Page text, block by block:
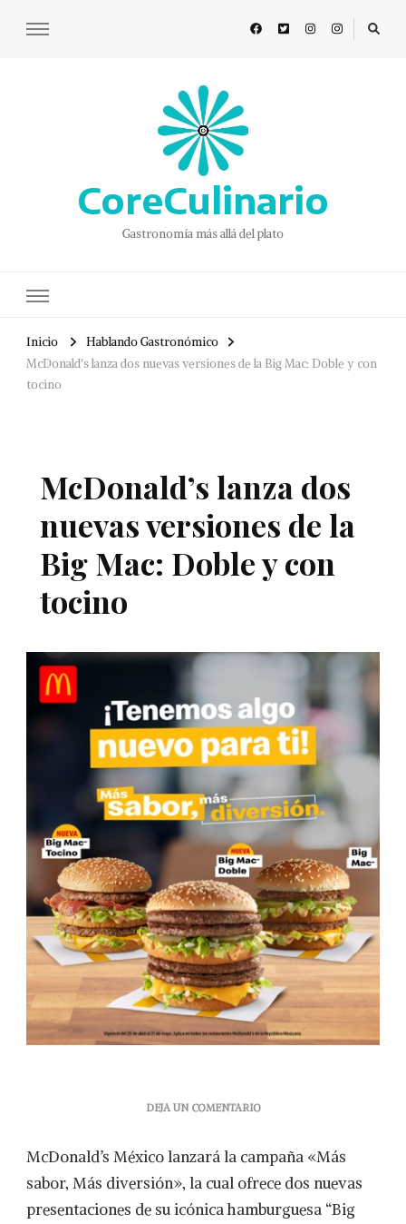
CoreCulinario
Gastronomía más allá del plato
Inicio
Hablando Gastronómico
McDonald’s lanza dos nuevas versiones de la Big Mac: Doble y con
tocino
McDonald’s lanza dos
nuevas versiones de la
Big Mac: Doble y con
tocino
DEJA UN COMENTARIOEN
DOS
NUEVAS
VERSIONES
DE
McDonald’s México lanzará la campaña «Más
sabor, Más diversión», la cual ofrece dos nuevas
presentaciones de su icónica hamburguesa “Big